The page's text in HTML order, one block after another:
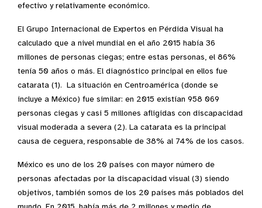
efectivo y relativamente económico.
El Grupo Internacional de Expertos en Pérdida Visual ha
calculado que a nivel mundial en el año 2015 había 36
millones de personas ciegas; entre estas personas, el 86%
tenía 50 años o más. El diagnóstico principal en ellos fue
catarata (1). La situación en Centroamérica (donde se
incluye a México) fue similar: en 2015 existían 958 069
personas ciegas y casi 5 millones afligidas con discapacidad
visual moderada a severa (2). La catarata es la principal
causa de ceguera, responsable de 38% al 74% de los casos.
México es uno de los 20 países con mayor número de
personas afectadas por la discapacidad visual (3) siendo
objetivos, también somos de los 20 países más poblados del